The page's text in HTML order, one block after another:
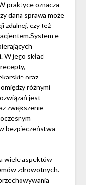
praktyce oznacza
dana sprawa może
zdalnej, czy też
e-
W jego skład
oraz
różnymi
jest
zwiększenie
bezpieczeństwa
wiele aspektów
zdrowotnych.